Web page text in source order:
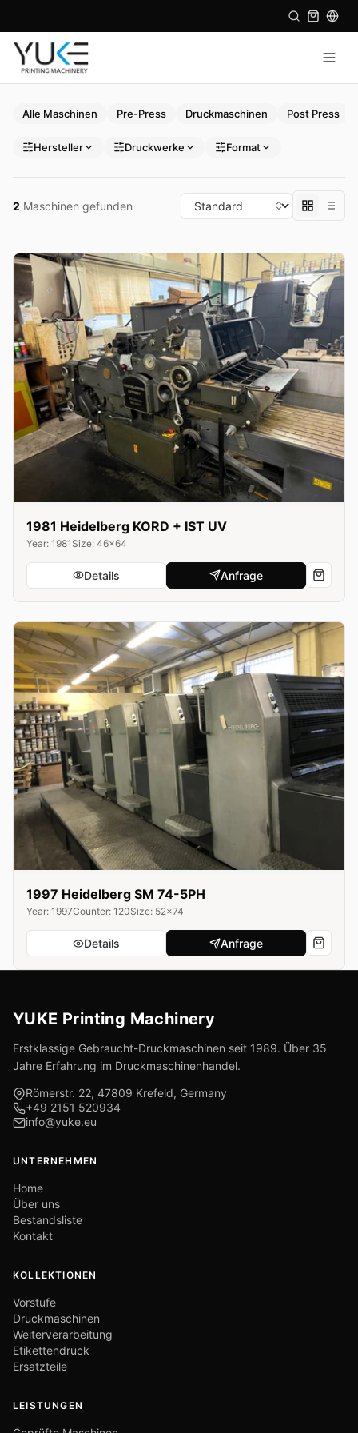
Alle Maschinen Pre-Press Druckmaschinen Post Press
Hersteller Druckwerke Format
2 Maschinen gefunden
1981 Heidelberg KORD + IST UV
Year: 1981 Size: 46x64
Details Anfrage
1997 Heidelberg SM 74-5PH
Year: 1997Counter: 120Size: 52x74
Details Anfrage
YUKE Printing Machinery
Erstklassige Gebraucht-Druckmaschinen seit 1989. Über 35
Jahre Erfahrung im Druckmaschinenhandel.
Römerstr. 22, 47809 Krefeld, Germany
+49 2151 520934
info@yuke.eu
UNTERNEHMEN
Home
Über uns
Bestandsliste
Kontakt
KOLLEKTIONEN
Vorstufe
Druckmaschinen
Weiterverarbeitung
Etikettendruck
Ersatzteile
LEISTUNGEN